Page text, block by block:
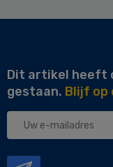
Dit artikel heeft
gestaan. Blijf op
Uw